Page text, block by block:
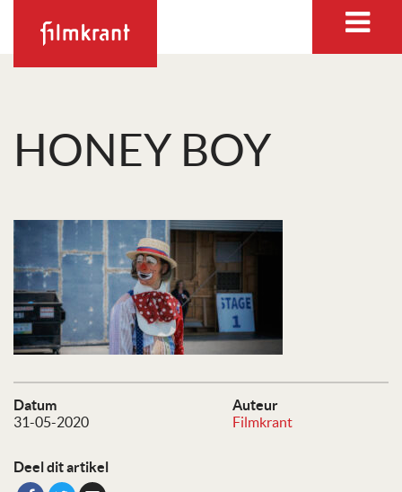
HONEY BOY
Datum
31-05-2020
Auteur
Filmkrant
Deel dit artikel